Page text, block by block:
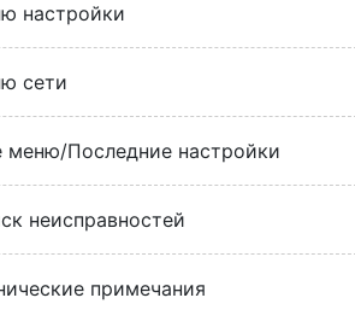
настройки
сети
меню/Последние настройки
неисправностей
примечания